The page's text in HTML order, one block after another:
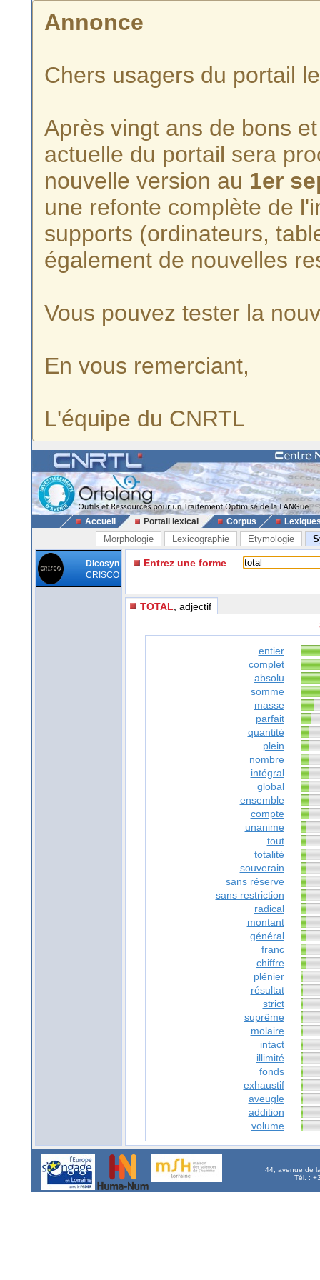
Annonce
Chers usagers du portail
Après vingt ans de bons
actuelle du portail sera
nouvelle version au 1er
une refonte complète de
supports (ordinateurs,
également de nouvelles
Vous pouvez tester la
En vous remerciant,
L'équipe du CNRTL
Accueil Portail lexical Corpus
Morphologie Lexicographie Etymologie
Dicosyn
CRISCO
Entrez une forme
TOTAL , adjectif
entier
complet
absolu
somme
masse
parfait
quantité
plein
nombre
intégral
global
ensemble
compte
unanime
tout
totalité
souverain
sans réserve
sans restriction
radical
montant
général
franc
chiffre
plénier
résultat
strict
suprême
molaire
intact
illimité
fonds
exhaustif
aveugle
addition
volume
44, avenue de
Tél. :